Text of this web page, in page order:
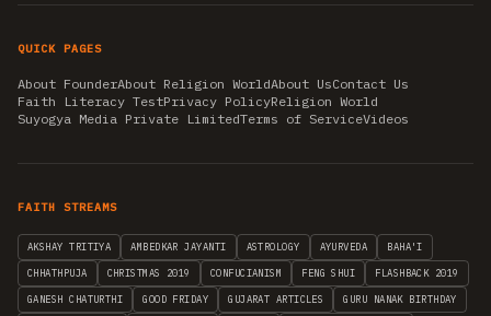
QUICK PAGES
About FounderAbout Religion WorldAbout UsContact Us
Faith Literacy TestPrivacy PolicyReligion World
Suyogya Media Private LimitedTerms of ServiceVideos
FAITH STREAMS
AKSHAY TRITIYA AMBEDKAR JAYANTI ASTROLOGY AYURVEDA BAHA'I
CHHATHPUJA CHRISTMAS 2019 CONFUCIANISM FENG SHUI FLASHBACK 2019
GANESH CHATURTHI GOOD FRIDAY GUJARAT ARTICLES GURU NANAK BIRTHDAY